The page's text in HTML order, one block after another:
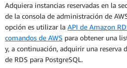
Adquiera instancias reservadas en la
de la consola de administración de
opción es utilizar la API de Amazon
comandos de AWS para obtener una
y, a continuación, adquirir una reserva
de RDS para PostgreSQL.